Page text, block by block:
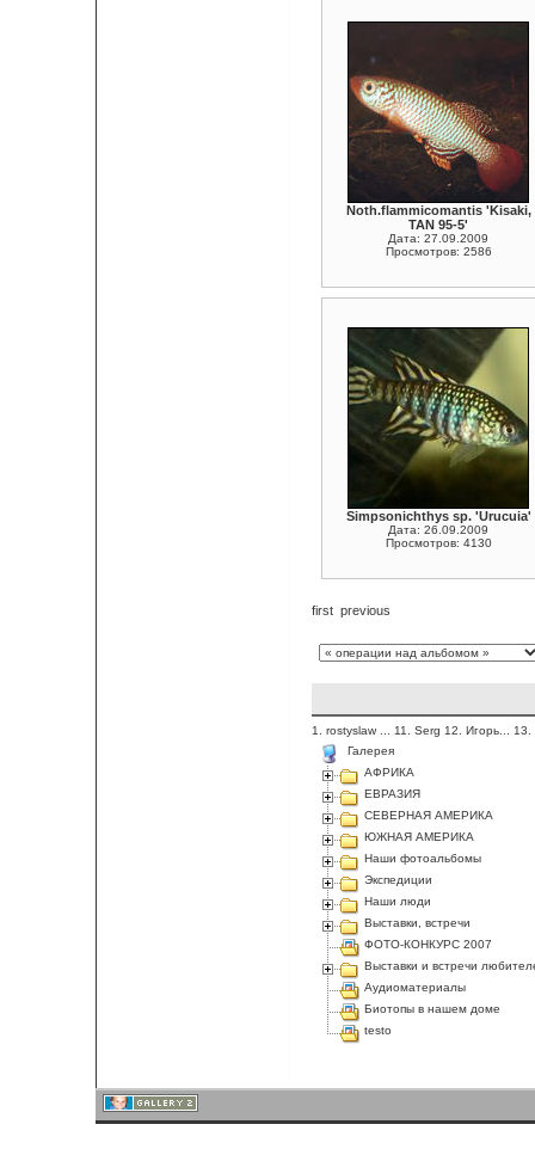
Noth.flammicomantis 'Kisaki,
TAN 95-5'
Дата: 27.09.2009
Просмотров: 2586
Simpsonichthys sp. 'Urucuia'
Дата: 26.09.2009
Просмотров: 4130
first previous
1. rostyslaw 11. Serg 12. Игорь...
Галерея
АФРИКА
ЕВРАЗИЯ
СЕВЕРНАЯ АМЕРИКА
ЮЖНАЯ АМЕРИКА
Наши фотоальбомы
Экспедиции
Наши люди
Выставки, встречи
ФОТО-КОНКУРС 2007
Выставки и встречи
Аудиоматериалы
Биотопы в нашем доме
testo